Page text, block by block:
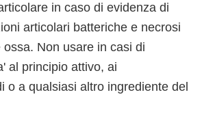
in caso di evidenza di
articolari batteriche e necrosi
Non usare in casi di
al principio attivo, ai
o a qualsiasi altro ingrediente del